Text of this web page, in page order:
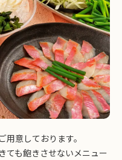
意しております。
ても飽きさせないメニュー